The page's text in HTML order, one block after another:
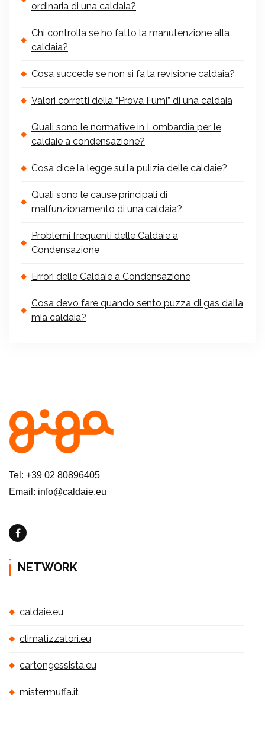
ordinaria di una caldaia?
Chi controlla se ho fatto la manutenzione alla
caldaia?
Cosa succede se non si fa la revisione caldaia?
Valori corretti della “Prova Fumi” di una caldaia
Quali sono le normative in Lombardia per le
caldaie a condensazione?
Cosa dice la legge sulla pulizia delle caldaie?
Quali sono le cause principali di
malfunzionamento di una caldaia?
Problemi frequenti delle Caldaie a
Condensazione
Errori delle Caldaie a Condensazione
Cosa devo fare quando sento puzza di gas dalla
mia caldaia?
Tel: +39 02 80896405
Email: info@caldaie.eu
NETWORK
caldaie.eu
climatizzatori.eu
cartongessista.eu
mistermuffa.it